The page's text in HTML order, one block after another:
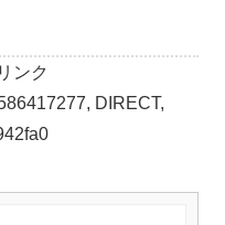
ンク
DIRECT,